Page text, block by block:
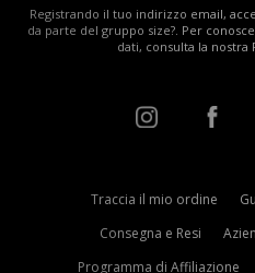
Registrando il tuo indirizzo email,
da parte del gruppo size?. Per
dati, consulta la nostra
Traccia il mio ordine
Consegna e Resi
Programma di Affiliazione